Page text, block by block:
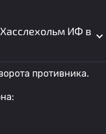
ИФ в
противника.